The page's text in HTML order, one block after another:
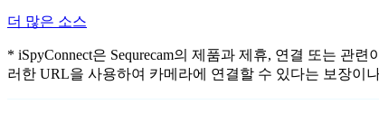
더 많은 소스
* iSpyConnect은 Sequrecam의 제품과 제휴, 연결 또는 관
러한 URL을 사용하여 카메라에 연결할 수 있다는 보장이